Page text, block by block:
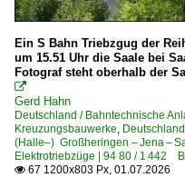
Dornburg (Saale)
Bahnhöfe (F - K)
Jena (alle
Bahnhöfe (L - Q)
2020
2021
2022
2023
2024
2025
Ein S Bahn Triebzgug der
um 15.51 Uhr die Saale bei
Fotograf steht oberhalb der

Gerd Hahn
Deutschland / Bahntechnische
Kreuzungsbauwerke,
(Halle–) Großheringen – Jena –
Elektrotriebzüge | 94 80 / 1 442
 67 1200x803 Px, 01.07.2026